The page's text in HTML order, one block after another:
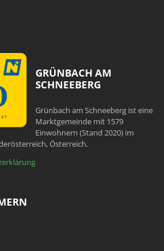
GRÜNBACH AM
SCHNEEBERG
Grünbach am Schneeberg ist eine
Marktgemeinde mit 1579
Einwohnern (Stand 2020) im
Österreich.